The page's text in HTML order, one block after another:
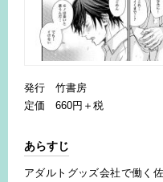
発行 竹書房
定価 660円＋税
あらすじ
アダルトグッズ会社で働く